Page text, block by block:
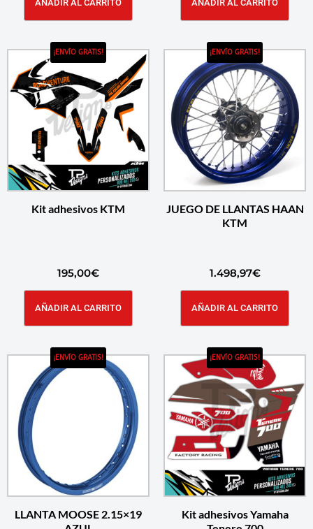
AÑADIR AL CARRITO AÑADIR AL CARRITO
¡ENVÍO GRATIS!
Kit adhesivos KTM
195,00€
AÑADIR AL CARRITO
¡ENVÍO GRATIS!
JUEGO DE LLANTAS HAAN
KTM
1.498,97€
AÑADIR AL CARRITO
¡ENVÍO GRATIS!
LLANTA MOOSE 2.15×19
¡ENVÍO GRATIS!
Kit adhesivos Yamaha